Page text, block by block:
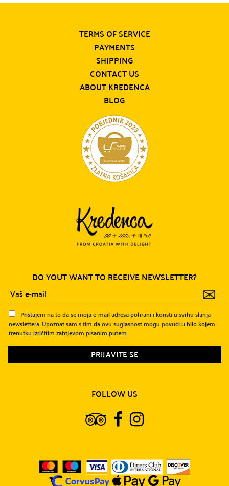
TERMS OF SERVICE
PAYMENTS
SHIPPING
CONTACT US
ABOUT KREDENCA
BLOG
DO YOUT WANT TO RECEIVE NEWSLETTER?
✉
Pristajem na to da se moja e-mail adresa pohrani i koristi u svrhu slanja
newslettera. Upoznat sam s tim da ovu suglasnost mogu povući u bilo kojem
trenutku izričitim zahtjevom pisanim putem.
FOLLOW US